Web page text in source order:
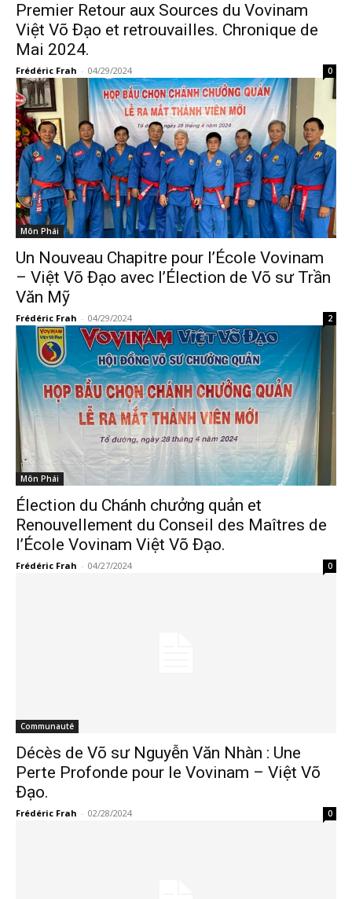
Premier Retour aux Sources du Vovinam
Việt Võ Đạo et retrouvailles. Chronique de
Mai 2024.
Frédéric Frah - 04/29/2024 0
Môn Phái
Un Nouveau Chapitre pour l’École Vovinam
– Việt Võ Đạo avec l’Élection de Võ sư Trần
Văn Mỹ
Frédéric Frah - 04/29/2024 2
Môn Phái
Élection du Chánh chưởng quản et
Renouvellement du Conseil des Maîtres de
l’École Vovinam Việt Võ Đạo.
Frédéric Frah - 04/27/2024 0
Communauté
Décès de Võ sư Nguyễn Văn Nhàn : Une
Perte Profonde pour le Vovinam – Việt Võ
Đạo.
Frédéric Frah - 02/28/2024 0